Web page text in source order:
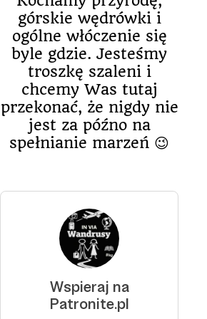
górskie wędrówki i
ogólne włóczenie się
byle gdzie. Jesteśmy
troszkę szaleni i
chcemy Was tutaj
przekonać, że nigdy nie
jest za późno na
spełnianie marzeń 😉